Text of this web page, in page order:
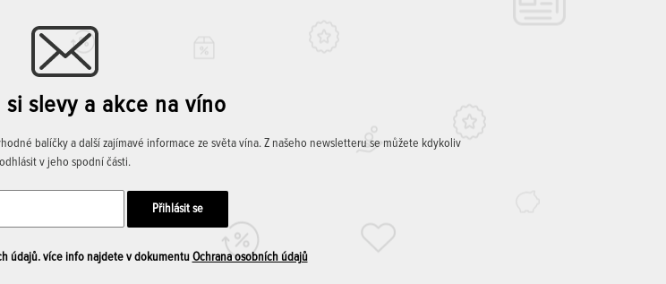
si slevy a akce na víno
balíčky a další zajímavé informace ze světa vína. Z našeho newsletteru se můžete kdykoliv
odhlásit v jeho spodní části.
údajů. více info najdete v dokumentu Ochrana osobních údajů